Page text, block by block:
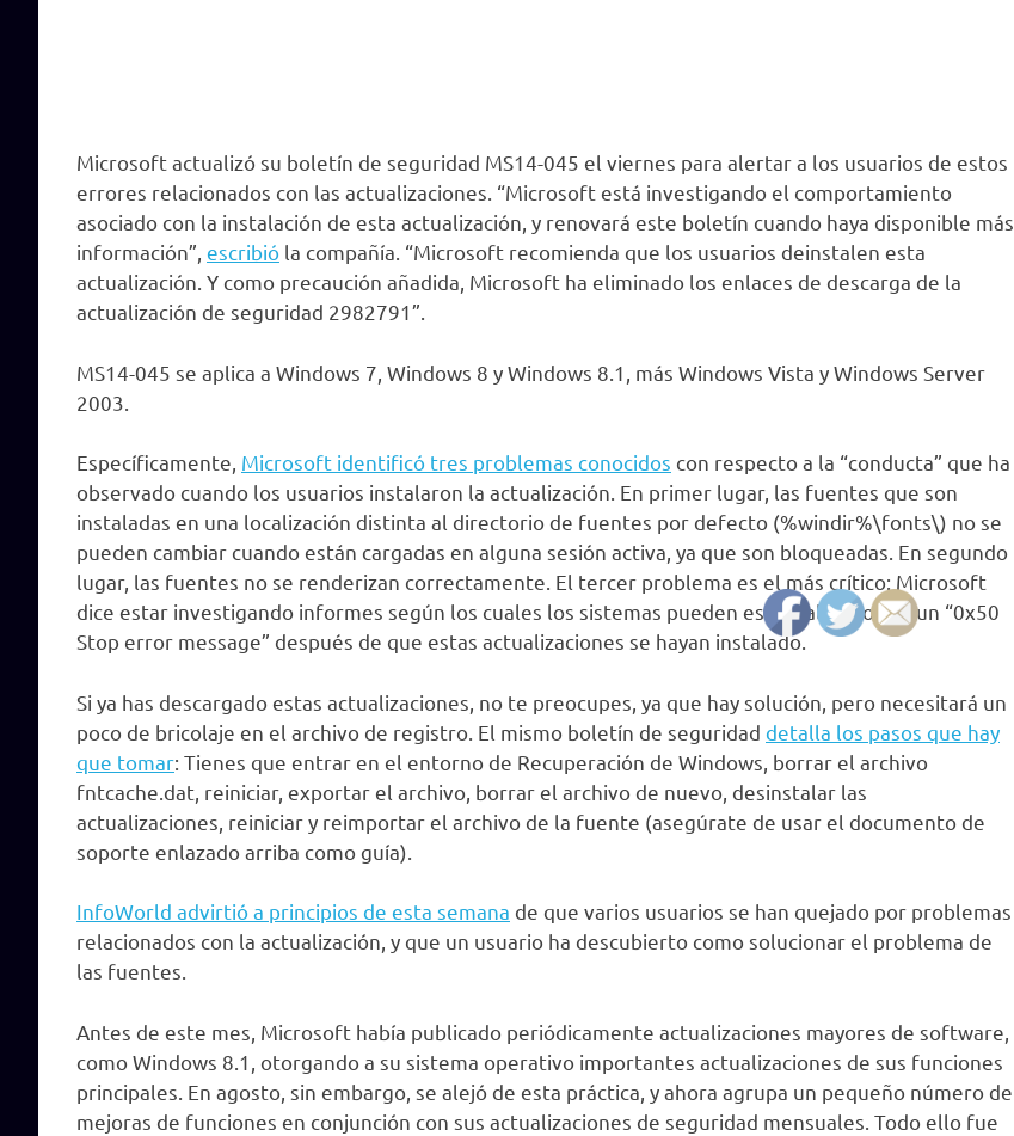
Microsoft actualizó su boletín de seguridad MS14-045 el viernes para alertar a los usuarios de estos
errores relacionados con las actualizaciones. “Microsoft está investigando el comportamiento
asociado con la instalación de esta actualización, y renovará este boletín cuando haya disponible más
información”, escribió la compañía. “Microsoft recomienda que los usuarios deinstalen esta
actualización. Y como precaución añadida, Microsoft ha eliminado los enlaces de descarga de la
actualización de seguridad 2982791”.
MS14-045 se aplica a Windows 7, Windows 8 y Windows 8.1, más Windows Vista y Windows Server
2003.
Específicamente, Microsoft identificó tres problemas conocidos con respecto a la “conducta” que ha
observado cuando los usuarios instalaron la actualización. En primer lugar, las fuentes que son
instaladas en una localización distinta al directorio de fuentes por defecto (%windir%\fonts\) no se
pueden cambiar cuando están cargadas en alguna sesión activa, ya que son bloqueadas. En segundo
lugar, las fuentes no se renderizan correctamente. El tercer problema es el más crítico: Microsoft
dice estar investigando informes según los cuales los sistemas pueden estar fallando por un “0x50
Stop error message” después de que estas actualizaciones se hayan instalado.
Si ya has descargado estas actualizaciones, no te preocupes, ya que hay solución, pero necesitará un
poco de bricolaje en el archivo de registro. El mismo boletín de seguridad detalla los pasos que hay
que tomar: Tienes que entrar en el entorno de Recuperación de Windows, borrar el archivo
fntcache.dat, reiniciar, exportar el archivo, borrar el archivo de nuevo, desinstalar las
actualizaciones, reiniciar y reimportar el archivo de la fuente (asegúrate de usar el documento de
soporte enlazado arriba como guía).
InfoWorld advirtió a principios de esta semana de que varios usuarios se han quejado por problemas
relacionados con la actualización, y que un usuario ha descubierto como solucionar el problema de
las fuentes.
Antes de este mes, Microsoft había publicado periódicamente actualizaciones mayores de software,
como Windows 8.1, otorgando a su sistema operativo importantes actualizaciones de sus funciones
principales. En agosto, sin embargo, se alejó de esta práctica, y ahora agrupa un pequeño número de
mejoras de funciones en conjunción con sus actualizaciones de seguridad mensuales. Todo ello fue